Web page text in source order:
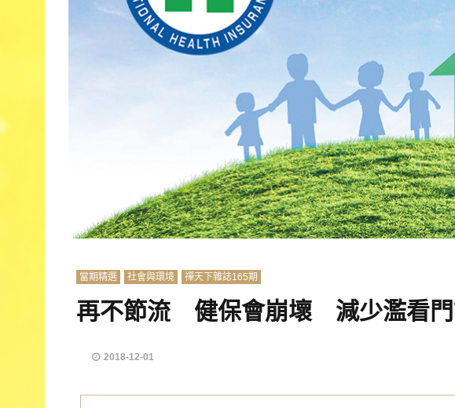
當期精選 社會與環境 禪天下雜誌165期
再不節流 健保會崩壞 減少濫看
2018-12-01